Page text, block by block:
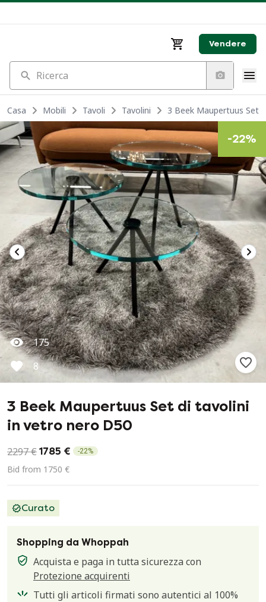
Vendere
Ricerca
Casa Mobili Tavoli Tavolini 3 Beek Maupertuus Set
175
8
-22%
3 Beek Maupertuus Set di tavolini
in vetro nero D50
2297 € 1785 € -22%
Bid from 1750 €
Curato
Shopping da Whoppah
Acquista e paga in tutta sicurezza con
Protezione acquirenti
Tutti gli articoli firmati sono autentici al 100%